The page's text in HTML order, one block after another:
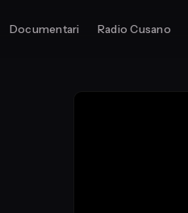
Documentari Radio Cusano